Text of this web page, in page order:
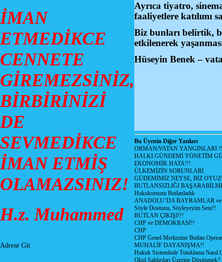
İMAN
ETMEDİKCE
CENNETE
GİREMEZSİNİZ,
BİRBİRİNİZİ
DE
SEVMEDİKCE
İMAN ETMİŞ
OLAMAZSINIZ!
H.z. Muhammed
Adrese Git
Ayrıca tiyatro,
faaliyetlere katılımı
Biz bunları belirtik,
etkilenerek
Hüseyin
Bu Üyenin Diğer Yazıları
ORMAN/VATAN YANGINLARI
HALKI GÜNDEMİ YÖNETİM
EKONOMİK HATA!!!
ÜLKEMİZİN SORUNLARI
GÜDEMİMİZ NEYSE, BİZ
BUTLANSIZLIĞI
Hukukumuzu Butlanladık
ANADOLU’DA BAYRAMLAR
Söyle Dostunu, Söyleyeyim Seni!!
BUTLAN ÇIKIŞI!!!
CHP ve DEMOKRASİ!!
CHP
CHP Genel Merkezine Butlan
MUHALİF DAYANIŞMA!!
Hukuk Sistemlnde Tutuklama Nasıl
Okul Saldırıları Üzerine Düşünmek?